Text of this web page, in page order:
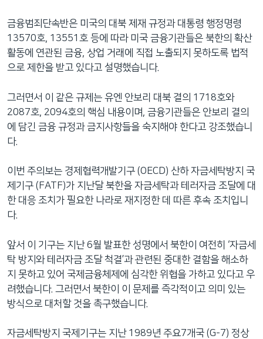
금융범죄단속반은 미국의 대북 제재 규정과 대통령 행정명령
13570호, 13551호 등에 따라 미국 금융기관들은 북한의 확산
활동에 연관된 금융, 상업 거래에 직접 노출되지 못하도록 법적
으로 제한을 받고 있다고 설명했습니다.
그러면서 이 같은 규제는 유엔 안보리 대북 결의 1718호와
2087호, 2094호의 핵심 내용이며, 금융기관들은 안보리 결의
에 담긴 금융 규정과 금지사항들을 숙지해야 한다고 강조했습니
다.
이번 주의보는 경제협력개발기구 (OECD) 산하 자금세탁방지 국
제기구 (FATF)가 지난달 북한을 자금세탁과 테러자금 조달에 대
한 대응 조치가 필요한 나라로 재지정한 데 따른 후속 조치입니
다.
앞서 이 기구는 지난 6월 발표한 성명에서 북한이 여전히 ‘자금세
탁 방지와 테러자금 조달 척결’과 관련된 중대한 결함을 해소하
지 못하고 있어 국제금융체제에 심각한 위협을 가하고 있다고 우
려했습니다. 그러면서 북한이 이 문제를 즉각적이고 의미 있는
방식으로 대처할 것을 촉구했습니다.
자금세탁방지 국제기구는 지난 1989년 주요7개국 (G-7) 정상